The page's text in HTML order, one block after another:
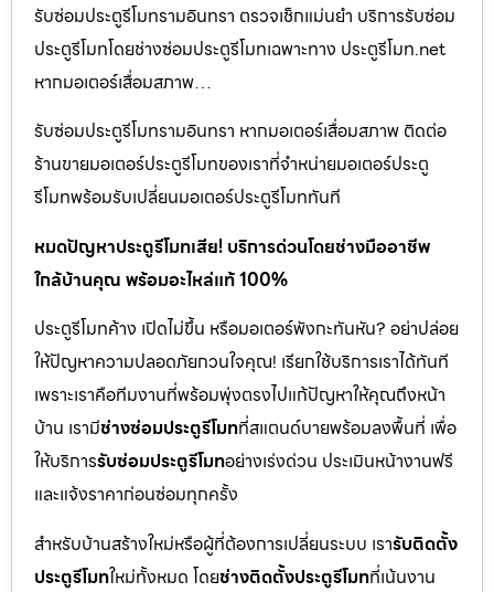
รับซ่อมประตูรีโมทรามอินทรา ตรวจเช็กแม่นยำ บริการรับซ่อม
ประตูรีโมทโดยช่างซ่อมประตูรีโมทเฉพาะทาง ประตูรีโมท.net
หากมอเตอร์เสื่อมสภาพ…
รับซ่อมประตูรีโมทรามอินทรา หากมอเตอร์เสื่อมสภาพ ติดต่อ
ร้านขายมอเตอร์ประตูรีโมทของเราที่จำหน่ายมอเตอร์ประตู
รีโมทพร้อมรับเปลี่ยนมอเตอร์ประตูรีโมททันที
หมดปัญหาประตูรีโมทเสีย! บริการด่วนโดยช่างมืออาชีพ
ใกล้บ้านคุณ พร้อมอะไหล่แท้ 100%
ประตูรีโมทค้าง เปิดไม่ขึ้น หรือมอเตอร์พังกะทันหัน? อย่าปล่อย
ให้ปัญหาความปลอดภัยกวนใจคุณ! เรียกใช้บริการเราได้ทันที
เพราะเราคือทีมงานที่พร้อมพุ่งตรงไปแก้ปัญหาให้คุณถึงหน้า
บ้าน เรามีช่างซ่อมประตูรีโมทที่สแตนด์บายพร้อมลงพื้นที่ เพื่อ
ให้บริการรับซ่อมประตูรีโมทอย่างเร่งด่วน ประเมินหน้างานฟรี
และแจ้งราคาก่อนซ่อมทุกครั้ง
สำหรับบ้านสร้างใหม่หรือผู้ที่ต้องการเปลี่ยนระบบ เรารับติดตั้ง
ประตูรีโมทใหม่ทั้งหมด โดยช่างติดตั้งประตูรีโมทที่เน้นงาน